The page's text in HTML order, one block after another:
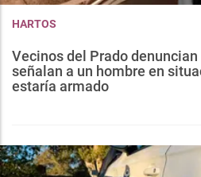
HARTOS
Vecinos del Prado
señalan a un hombre en
estaría armado